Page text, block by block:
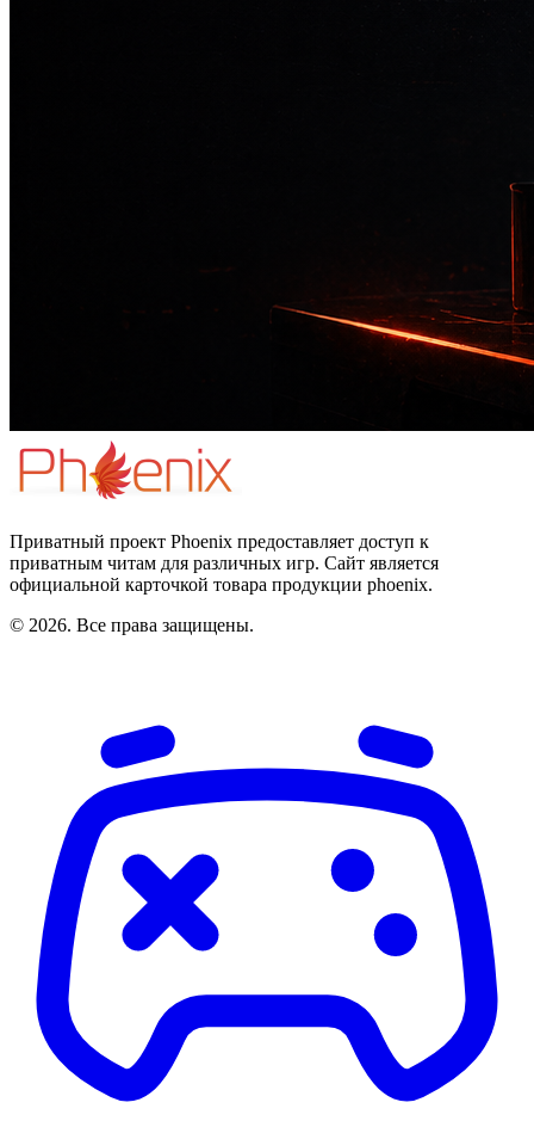
Приватный проект Phoenix предоставляет доступ к
приватным читам для различных игр. Сайт является
официальной карточкой товара продукции phoenix.
© 2026. Все права защищены.